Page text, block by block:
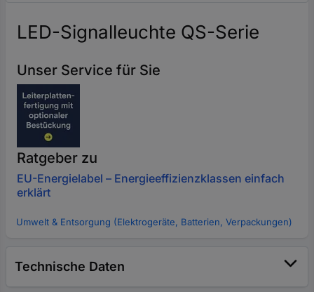
LED-Signalleuchte QS-Serie
Unser Service für Sie
Ratgeber zu
EU-Energielabel – Energieeffizienzklassen einfach
erklärt
Umwelt & Entsorgung (Elektrogeräte, Batterien, Verpackungen)
Technische Daten